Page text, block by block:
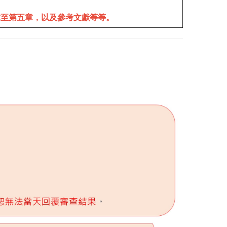
第五章，以及參考文獻等等。